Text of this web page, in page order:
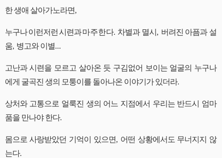
한 생애 살아가노라면,
누구나이런저런 시련과마주한다. 차별과 멸시 , 버려진 아픔과 설
움, 병고와 이별...
고난과 시련을 모르고 살아온 듯 구김없어 보이는 얼굴의 누구나
에게 굴곡진 생의 모퉁이를 돌아나온 이야기가 있더라.
상처와 고통으로 얼룩진 생의 어느 지점에서 우리는 반드시 엄마
품을 만나야 한다.
몸으로 사랑받았던 기억이 있으면, 어떤 상황에서도 무너지지 않
는다.